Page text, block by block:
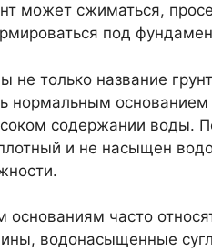
может сжиматься,
под
не только название
нормальным основанием
содержании воды.
и не насыщен
часто
водонасыщенные